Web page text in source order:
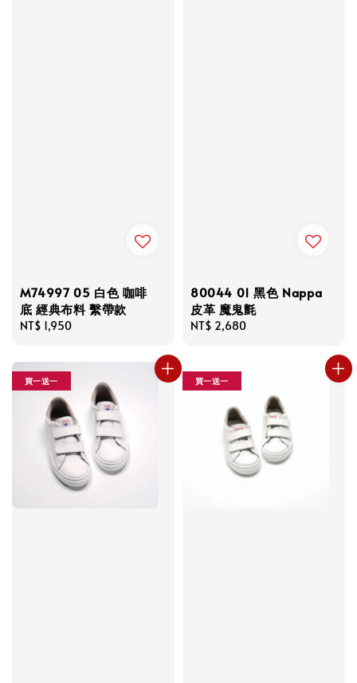
M74997 05 白色 咖啡
底 經典布料 繫帶款
Regular
NT$ 1,950
80044 01 黑色 Nappa
皮革 魔鬼氈
Regular
NT$ 2,680
買一送一 買一送一